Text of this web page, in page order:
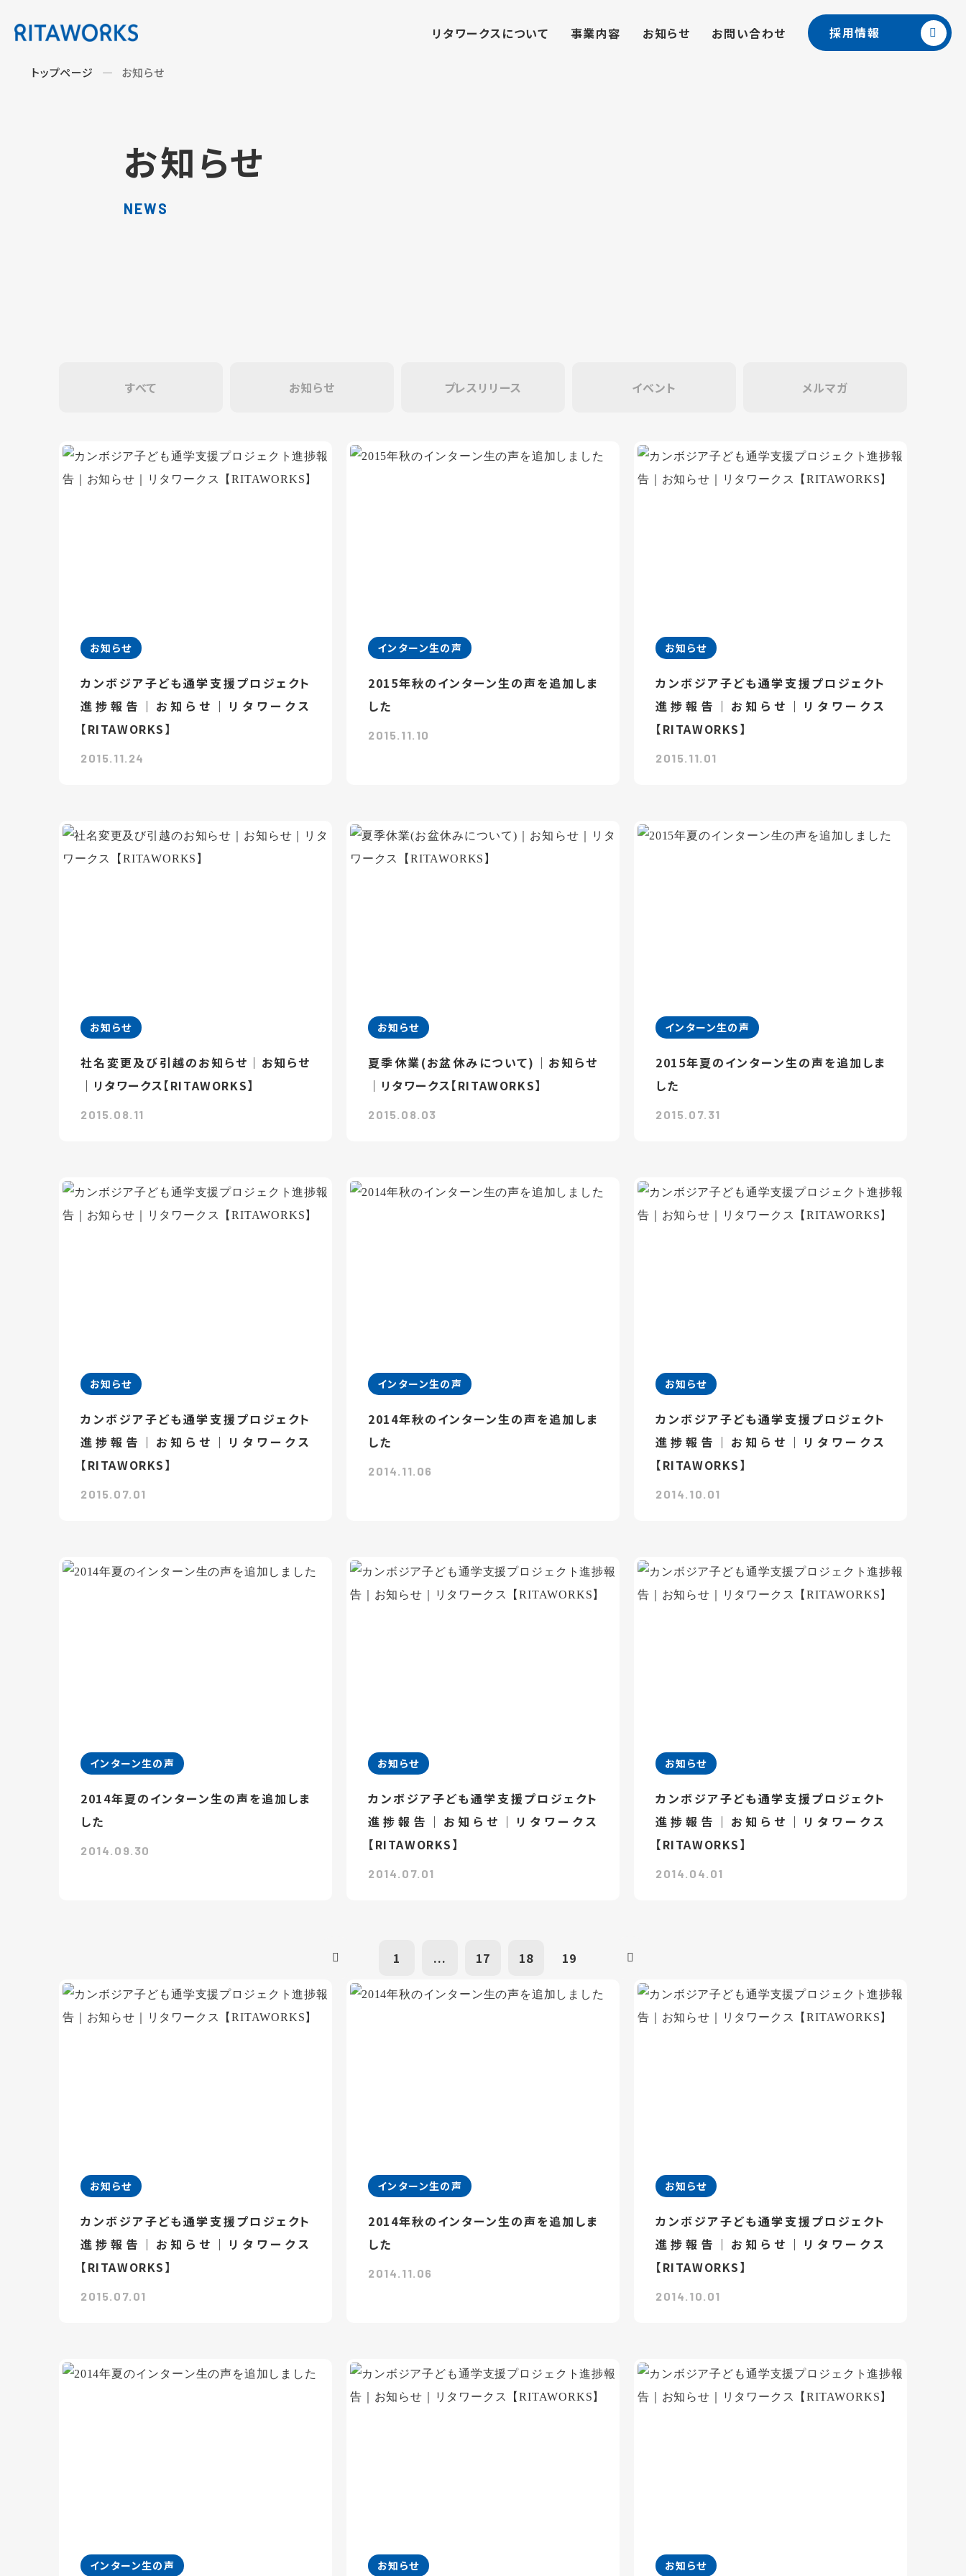
リタワークスについて 事業内容 お知らせ お問い合わせ 採用情報
トップページ お知らせ
お知らせ
NEWS
すべて お知らせ プレスリリース イベント メルマガ
お知らせ
カンボジア子ども通学支援プロジェクト
進捗報告｜お知らせ｜リタワークス
【RITAWORKS】
2015.11.24
インターン生の声
2015年秋のインターン生の声を追加しま
した
2015.11.10
お知らせ
カンボジア子ども通学支援プロジェクト
進捗報告｜お知らせ｜リタワークス
【RITAWORKS】
2015.11.01
お知らせ
社名変更及び引越のお知らせ｜お知らせ
｜リタワークス【RITAWORKS】
2015.08.11
お知らせ
夏季休業(お盆休みについて)｜お知らせ
｜リタワークス【RITAWORKS】
2015.08.03
インターン生の声
2015年夏のインターン生の声を追加しま
した
2015.07.31
お知らせ
カンボジア子ども通学支援プロジェクト
進捗報告｜お知らせ｜リタワークス
【RITAWORKS】
2015.07.01
インターン生の声
2014年秋のインターン生の声を追加しま
した
2014.11.06
お知らせ
カンボジア子ども通学支援プロジェクト
進捗報告｜お知らせ｜リタワークス
【RITAWORKS】
2014.10.01
インターン生の声
2014年夏のインターン生の声を追加しま
した
2014.09.30
お知らせ
カンボジア子ども通学支援プロジェクト
進捗報告｜お知らせ｜リタワークス
【RITAWORKS】
2014.07.01
お知らせ
カンボジア子ども通学支援プロジェクト
進捗報告｜お知らせ｜リタワークス
【RITAWORKS】
2014.04.01
1 ... 17 18 19
お知らせ
カンボジア子ども通学支援プロジェクト
進捗報告｜お知らせ｜リタワークス
【RITAWORKS】
2015.07.01
インターン生の声
2014年秋のインターン生の声を追加しま
した
2014.11.06
お知らせ
カンボジア子ども通学支援プロジェクト
進捗報告｜お知らせ｜リタワークス
【RITAWORKS】
2014.10.01
インターン生の声 お知らせ お知らせ